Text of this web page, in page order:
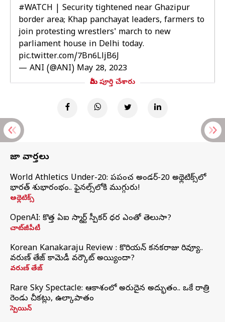
#WATCH | Security tightened near Ghazipur
border area; Khap panchayat leaders, farmers to
join protesting wrestlers' march to new
parliament house in Delhi today.
pic.twitter.com/7Bn6LljB6J
— ANI (@ANI) May 28, 2023
మీరు పూర్తి చేశారు
తాజా వార్తలు
World Athletics Under-20: ప్రపంచ అండర్-20 అథ్లెటిక్స్‌లో
భారత్‌ శుభారంభం.. ఫైనల్స్‌లోకి ముగ్గురు!
అథ్లెటిక్స్
OpenAI: కొత్త ఏఐ స్మార్ట్ స్పీకర్ ధర ఎంతో తెలుసా?
చాట్‌జీపీటీ
Korean Kanakaraju Review : కొరియన్ కనకరాజు రివ్యూ..
వరుణ్ తేజ్ కామెడీ వర్కౌట్ అయ్యిందా?
వరుణ్ తేజ్
Rare Sky Spectacle: ఆకాశంలో అరుదైన అద్భుతం.. ఒకే రాత్రి
రెండు చీకట్లు, ఉల్కాపాతం
స్పెయిన్